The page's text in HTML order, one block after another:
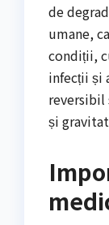
de
umane,
condiții,
infecții și
reversibil
și